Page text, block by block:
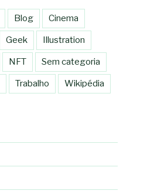
Blog Cinema
Geek Illustration
NFT Sem categoria
Trabalho Wikipédia